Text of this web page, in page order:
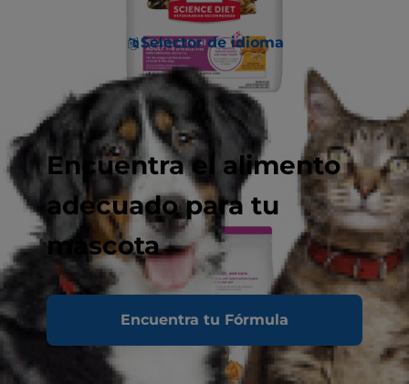
Selector de idioma
Encuentra el alimento
adecuado para tu
mascota
Encuentra tu Fórmula